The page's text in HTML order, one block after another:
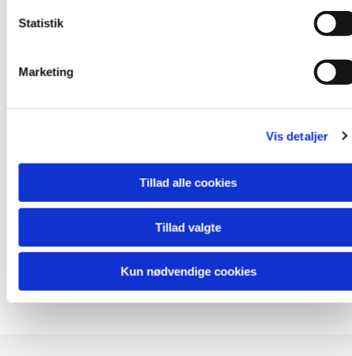
Statistik
Marketing
Vis detaljer
Tillad alle cookies
Tillad valgte
Kun nødvendige cookies
Fanebærer og
Kontingent betales i januar og juni